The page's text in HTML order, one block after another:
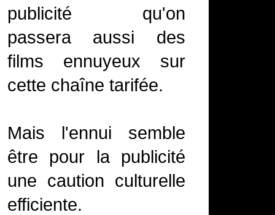
publicité qu'on
passera aussi des
films ennuyeux sur
cette chaîne tarifée.
Mais l'ennui semble
être pour la publicité
une caution culturelle
efficiente.